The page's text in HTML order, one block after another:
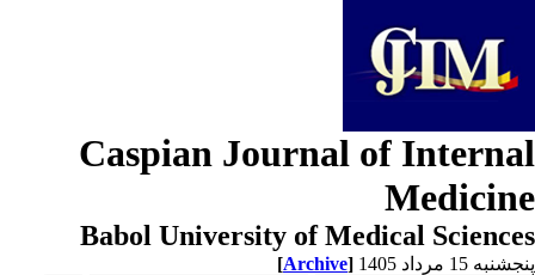
Caspian Journal of
Babol University of Medical
15 مرداد 1405 [Archive]